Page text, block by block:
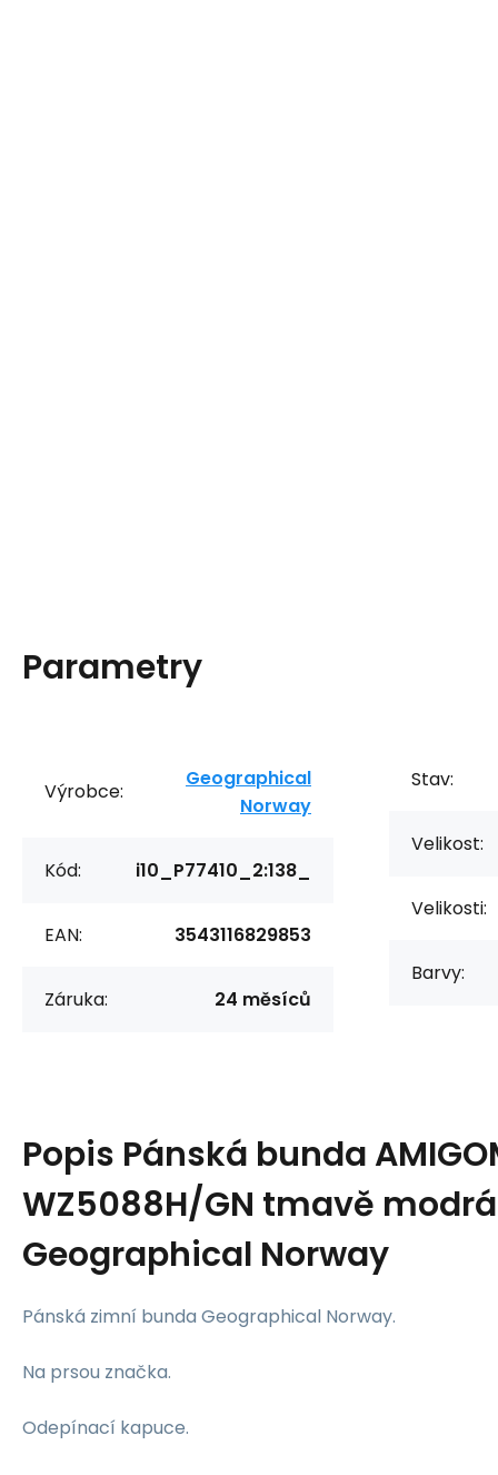
Parametry
Výrobce:
Geographical
Norway
Kód: i10_P77410_2:138_
EAN: 3543116829853
Záruka: 24 měsíců
Stav:
Velikost:
Velikosti:
Barvy:
Popis Pánská bunda
WZ5088H/GN tmavě
Geographical Norway
Pánská zimní bunda Geographical Norway.
Na prsou značka.
Odepínací kapuce.